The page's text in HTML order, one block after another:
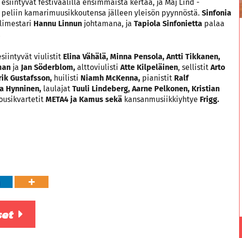
esiintyvät festivaalilla ensimmäistä kertaa, ja Maj Lind -
kamarimuusikkoutensa jälleen yleisön pyynnöstä. Sinfonia
Hannu Linnun johtamana, ja Tapiola Sinfonietta palaa
viulistit Elina Vähälä, Minna Pensola, Antti Tikkanen,
ja Jan Söderblom, alttoviulisti Atte Kilpeläinen, sellistit Arto
Gustafsson, huilisti Niamh McKenna, pianistit Ralf
Hynninen, laulajat Tuuli Lindeberg, Aarne Pelkonen, Kristian
META4 ja Kamus sekä kansanmusiikkiyhtye Frigg.